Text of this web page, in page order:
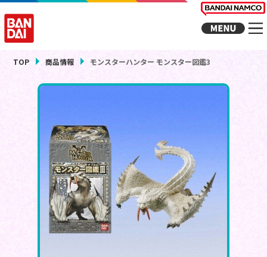
TOP 商品情報 モンスターハンター モンスター図鑑3